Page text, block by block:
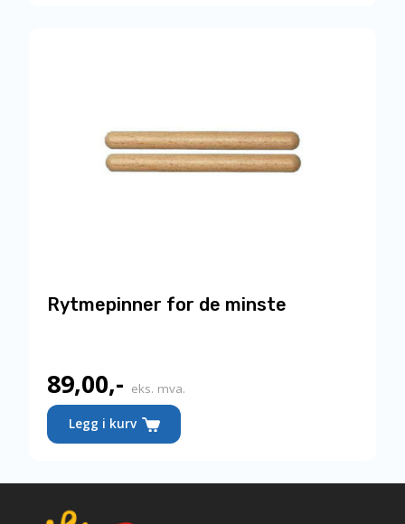
Rytmepinner for de minste
89,00,- eks. mva.
Legg i kurv